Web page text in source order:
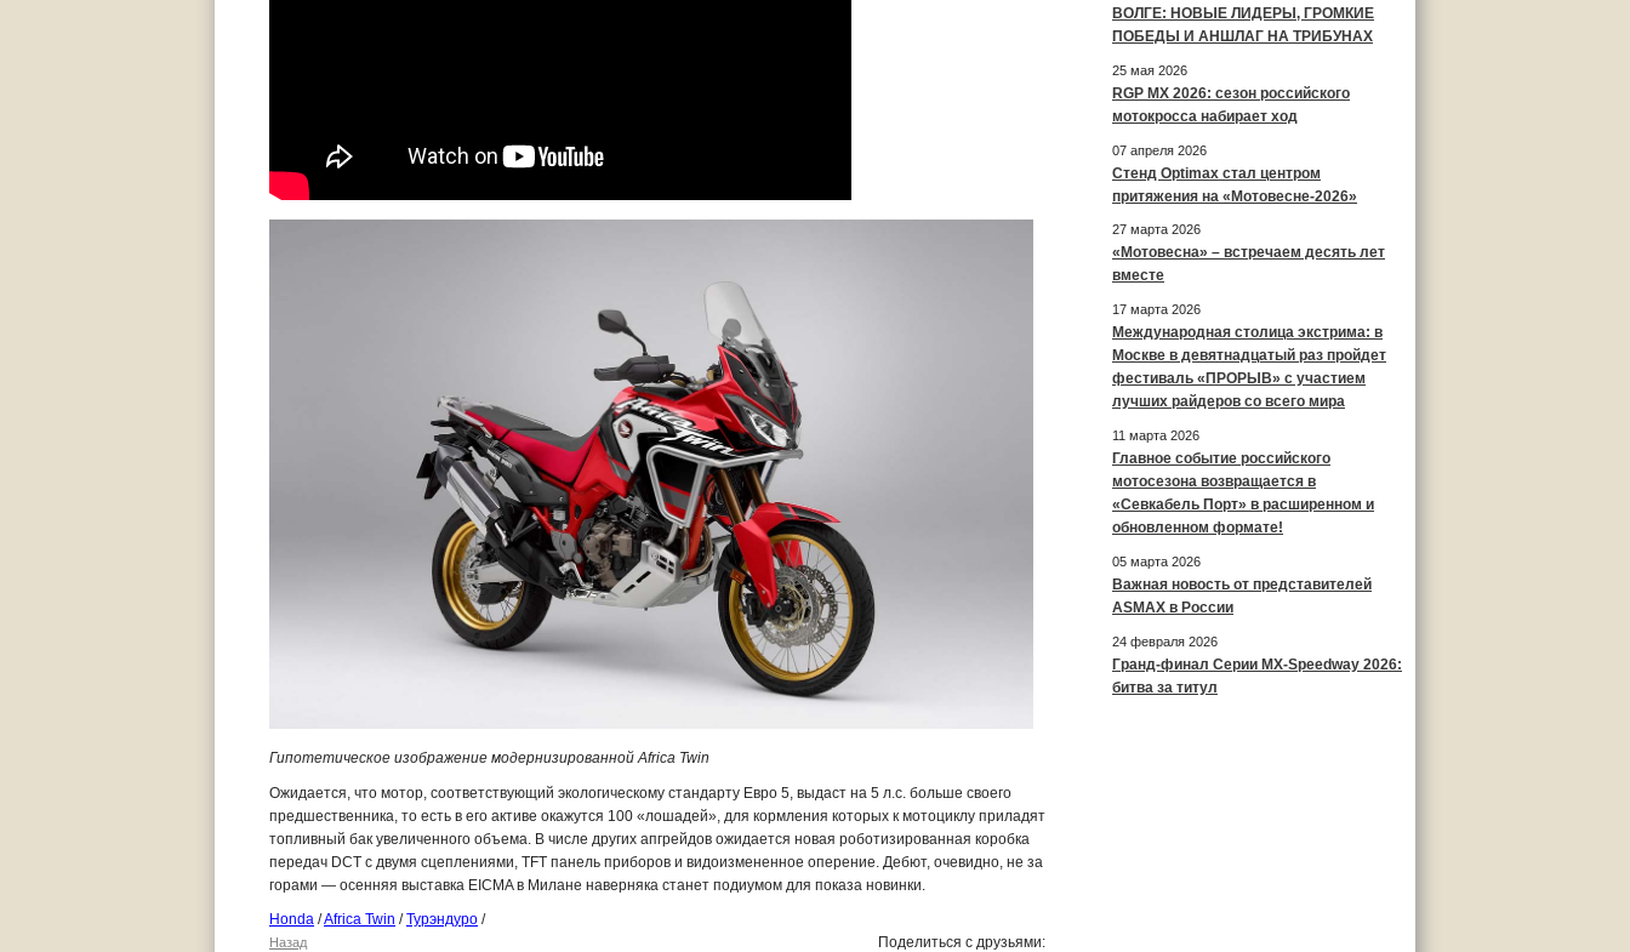
Гипотетическое изображение модернизированной Africa Twin
Ожидается, что мотор, соответствующий экологическому стандарту Евро 5, выдаст на 5 л.с. больше своего
предшественника, то есть в его активе окажутся 100 «лошадей», для кормления которых к мотоциклу приладят
топливный бак увеличенного объема. В числе других апгрейдов ожидается новая роботизированная коробка
передач DCT с двумя сцеплениями, TFT панель приборов и видоизмененное оперение. Дебют, очевидно, не за
горами — осенняя выставка EICMA в Милане наверняка станет подиумом для показа новинки.
Honda /Africa Twin /Турэндуро /
Назад Поделиться с друзьями:
ВОЛГЕ: НОВЫЕ ЛИДЕРЫ, ГРОМКИЕ
ПОБЕДЫ И АНШЛАГ НА ТРИБУНАХ
25 мая 2026
RGP MX 2026: сезон российского
мотокросса набирает ход
07 апреля 2026
Стенд Optimax стал центром
притяжения на «Мотовесне-2026»
27 марта 2026
«Мотовесна» – встречаем десять лет
вместе
17 марта 2026
Международная столица экстрима: в
Москве в девятнадцатый раз пройдет
фестиваль «ПРОРЫВ» с участием
лучших райдеров со всего мира
11 марта 2026
Главное событие российского
мотосезона возвращается в
«Севкабель Порт» в расширенном и
обновленном формате!
05 марта 2026
Важная новость от представителей
ASMAX в России
24 февраля 2026
Гранд-финал Серии MX-Speedway 2026:
битва за титул